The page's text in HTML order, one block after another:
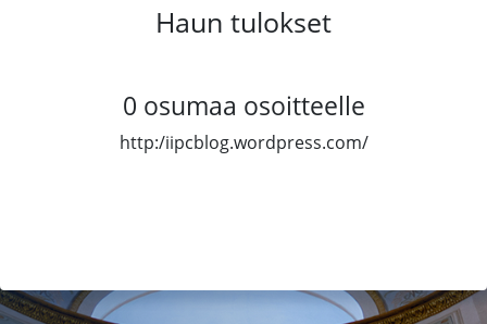
Haun tulokset
0 osumaa osoitteelle
http:/iipcblog.wordpress.com/